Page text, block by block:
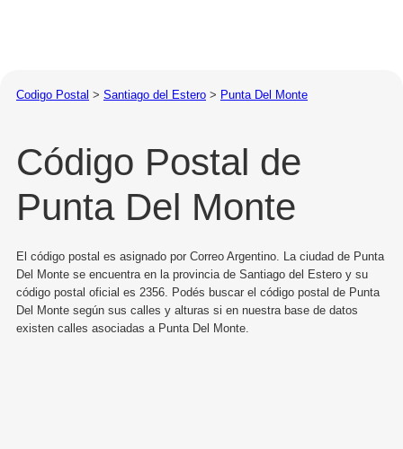
Codigo Postal > Santiago del Estero > Punta Del Monte
Código Postal de
Punta Del Monte
El código postal es asignado por Correo Argentino. La ciudad de Punta
Del Monte se encuentra en la provincia de Santiago del Estero y su
código postal oficial es 2356. Podés buscar el código postal de Punta
Del Monte según sus calles y alturas si en nuestra base de datos
existen calles asociadas a Punta Del Monte.